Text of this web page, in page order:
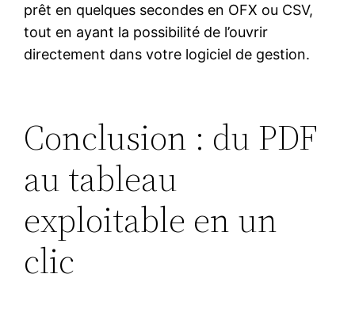
prêt en quelques secondes en OFX ou CSV,
tout en ayant la possibilité de l’ouvrir
directement dans votre logiciel de gestion.
Conclusion : du PDF
au tableau
exploitable en un
clic